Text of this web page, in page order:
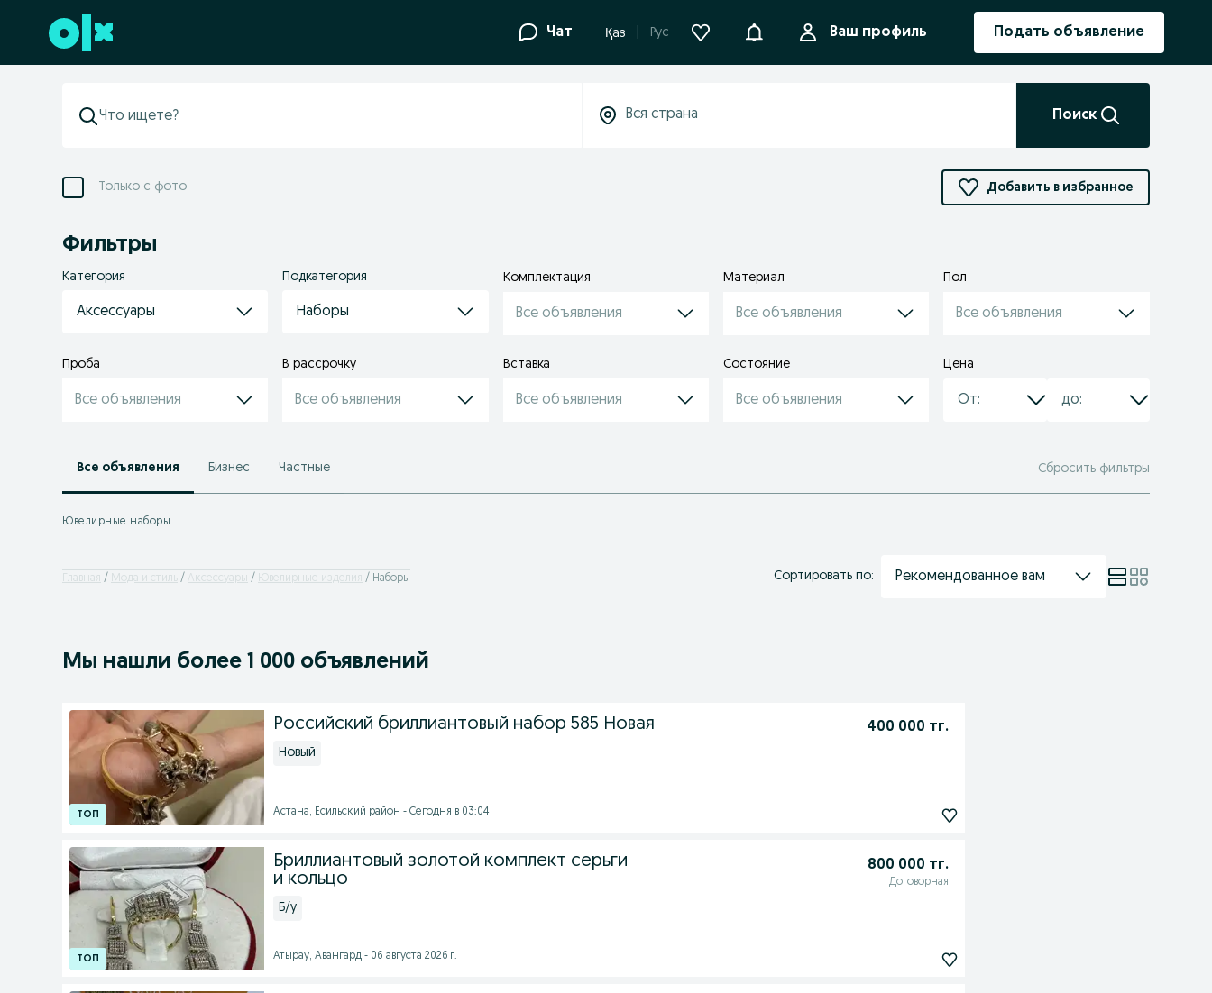
Перейти к нижнему колонтитулу Чат Қаз Рус УведомленияВаш профиль Подать объявление
Поиск
Только с фото Добавить в избранное
Фильтры
Категория
Аксессуары
Подкатегория
Наборы
Комплектация
Все объявления
Материал
Все объявления
Пол
Все объявления
Проба
Все объявления
В рассрочку
Все объявления
Вставка
Все объявления
Состояние
Все объявления
Цена
Все объявления Бизнес Частные Сбросить фильтры
Ювелирные наборы
Главная Мода и стиль Аксессуары Ювелирные изделия Наборы Сортировать по: Рекомендованное вам
Мы нашли более 1 000 объявлений
Российский бриллиантовый набор 585 Новая 400 000 тг.
Новый
Астана, Есильский район - Сегодня в 03:04
Бриллиантовый золотой комплект серьги
и кольцо
800 000 тг.
Договорная
Б/у
Атырау, Авангард - 06 августа 2026 г.